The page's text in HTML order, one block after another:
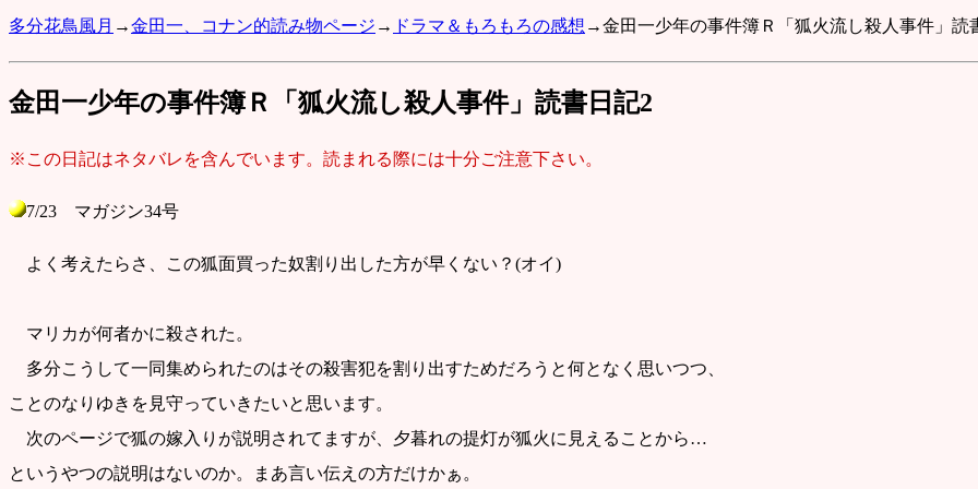
多分花鳥風月 →金田一、コナン的読み物ページ → ドラマ＆もろもろの感想 →金田一少年の事件簿Ｒ「狐火流し殺人事件」読
金田一少年の事件簿Ｒ「狐火流し殺人事件」読書日記2
※この日記はネタバレを含んでいます。読まれる際には十分ご注意下さい。
7/23 マガジン34号
よく考えたらさ、この狐面買った奴割り出した方が早くない？(オイ)
マリカが何者かに殺された。
多分こうして一同集められたのはその殺害犯を割り出すためだろうと何となく思いつつ、
ことのなりゆきを見守っていきたいと思います。
次のページで狐の嫁入りが説明されてますが、夕暮れの提灯が狐火に見えることから…
というやつの説明はないのか。まあ言い伝えの方だけかぁ。